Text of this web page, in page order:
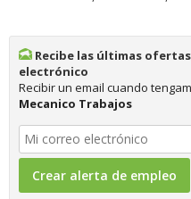
Recibe las últimas
electrónico
Recibir un email cuando
Mecanico Trabajos